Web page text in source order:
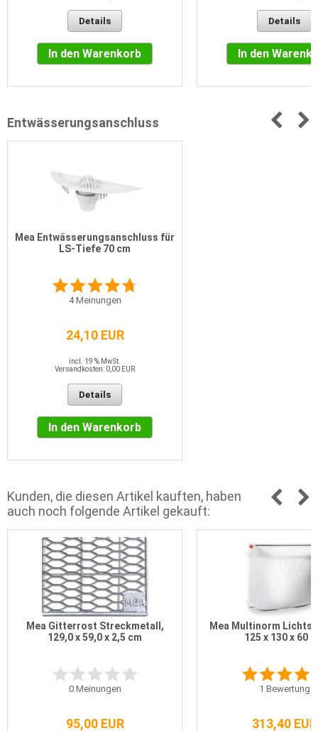
Details
In den Warenkorb
Details
In den
Entwässerungsanschluss
Mea Entwässerungsanschluss für
LS-Tiefe 70 cm
4Meinungen
24,10 EUR
incl. 19 % MwSt.
Versandkosten: 0,00 EUR
Details
In den Warenkorb
Kunden, die diesen Artikel kauften, haben
auch noch folgende Artikel gekauft:
Mea Gitterrost Streckmetall,
129,0 x 59,0 x 2,5 cm
0Meinungen
95,00 EUR
Mea Multinorm
125 x 130 x 60
1 Bewertung
313,40 EUR